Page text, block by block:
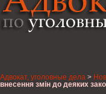
Адвокат, уголовные дела >
внесення змін до деяких